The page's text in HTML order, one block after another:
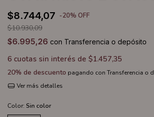
$8.744,07 -20% OFF
$10.930,09
$6.995,26 con Transferencia o depósito
6 cuotas sin interés de $1.457,35
20% de descuento pagando con Transferencia o
Ver más detalles
Color: Sin color